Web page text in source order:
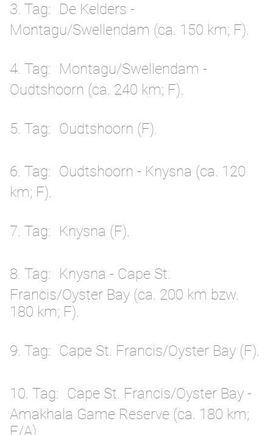
3. Tag
De Kelders -
Montagu/Swellendam (ca. 150 km; F).
4. Tag
Montagu/Swellendam -
Oudtshoorn (ca. 240 km; F).
5. Tag Oudtshoorn (F).
6. Tag
Oudtshoorn - Knysna (ca. 120
km; F).
7. Tag Knysna (F).
8. Tag
Knysna - Cape St.
Francis/Oyster Bay (ca. 200 km bzw.
180 km; F).
9. Tag Cape St. Francis/Oyster Bay (F).
10. Tag
Cape St. Francis/Oyster Bay -
Amakhala Game Reserve (ca. 180 km;
F/A) .